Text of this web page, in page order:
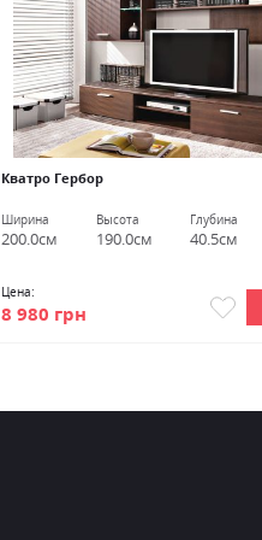
Кватро Гербор
Ширина
200.0см
Высота
190.0см
Глубина
40.5см
Цена:
8 980 грн